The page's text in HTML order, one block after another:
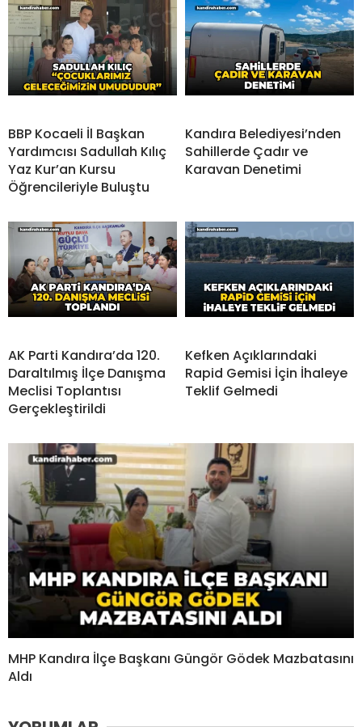
BBP Kocaeli İl Başkan
Yardımcısı Sadullah Kılıç
Yaz Kur’an Kursu
Öğrencileriyle Buluştu
Kandıra Belediyesi’nden
Sahillerde Çadır ve
Karavan Denetimi
AK Parti Kandıra’da 120.
Daraltılmış İlçe Danışma
Meclisi Toplantısı
Gerçekleştirildi
Kefken Açıklarındaki
Rapid Gemisi İçin İhaleye
Teklif Gelmedi
MHP Kandıra İlçe Başkanı Güngör Gödek Mazbatasını
Aldı